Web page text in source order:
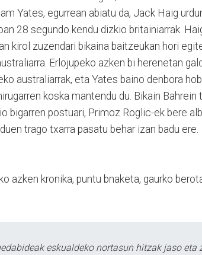
Yates, egurrean abiatu da, Jack Haig
28 segundo kendu dizkio britainiarrak.
kirol zuzendari bikaina baitzeukan hori
Erlojupeko azken bi herenetan
australiarrak, eta Yates baino denbora
koska mantendu du. Bikain
bigarren postuari, Primoz Roglic-ek bere
trago txarra pasatu behar izan badu ere.
azken kronika, puntu bnaketa, gaurko
eskualdeko nortasun hitzak jaso